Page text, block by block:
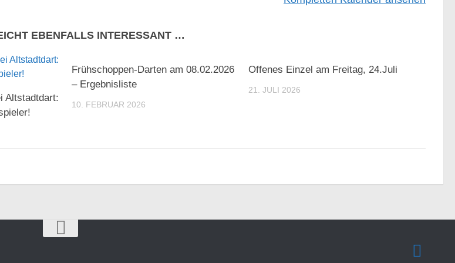
EBENFALLS INTERESSANT …
Altstadtdart:
Frühschoppen-Darten am 08.02.2026
– Ergebnisliste
10. FEBRUAR 2026
Offenes Einzel am Freitag, 24.Juli
21. JULI 2026